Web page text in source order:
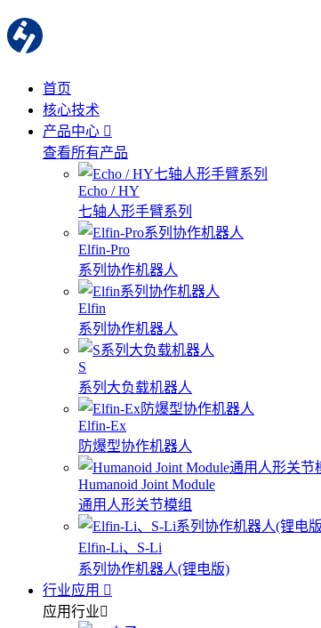
首页
核心技术
产品中心
查看所有产品
Echo / HY
七轴人形手臂系列
Elfin-Pro
系列协作机器人
Elfin
系列协作机器人
S
系列大负载机器人
Elfin-Ex
防爆型协作机器人
Humanoid Joint Module
通用人形关节模组
Elfin-Li、S-Li
系列协作机器人(锂电版)
行业应用
应用行业